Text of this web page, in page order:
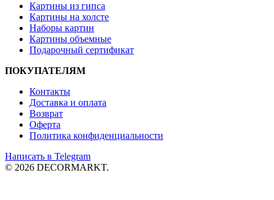
Картины из гипса
Картины на холсте
Наборы картин
Картины объемные
Подарочный сертификат
ПОКУПАТЕЛЯМ
Контакты
Доставка и оплата
Возврат
Оферта
Политика конфиденциальности
Написать в Telegram
© 2026 DECORMARKT.